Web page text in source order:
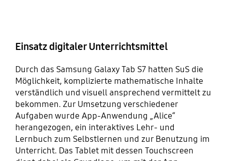
Einsatz digitaler Unterrichtsmittel
Durch das Samsung Galaxy Tab S7 hatten SuS die
Möglichkeit, komplizierte mathematische Inhalte
verständlich und visuell ansprechend vermittelt zu
bekommen. Zur Umsetzung verschiedener
Aufgaben wurde App-Anwendung „Alice“
herangezogen, ein interaktives Lehr- und
Lernbuch zum Selbstlernen und zur Benutzung im
Unterricht. Das Tablet mit dessen Touchscreen